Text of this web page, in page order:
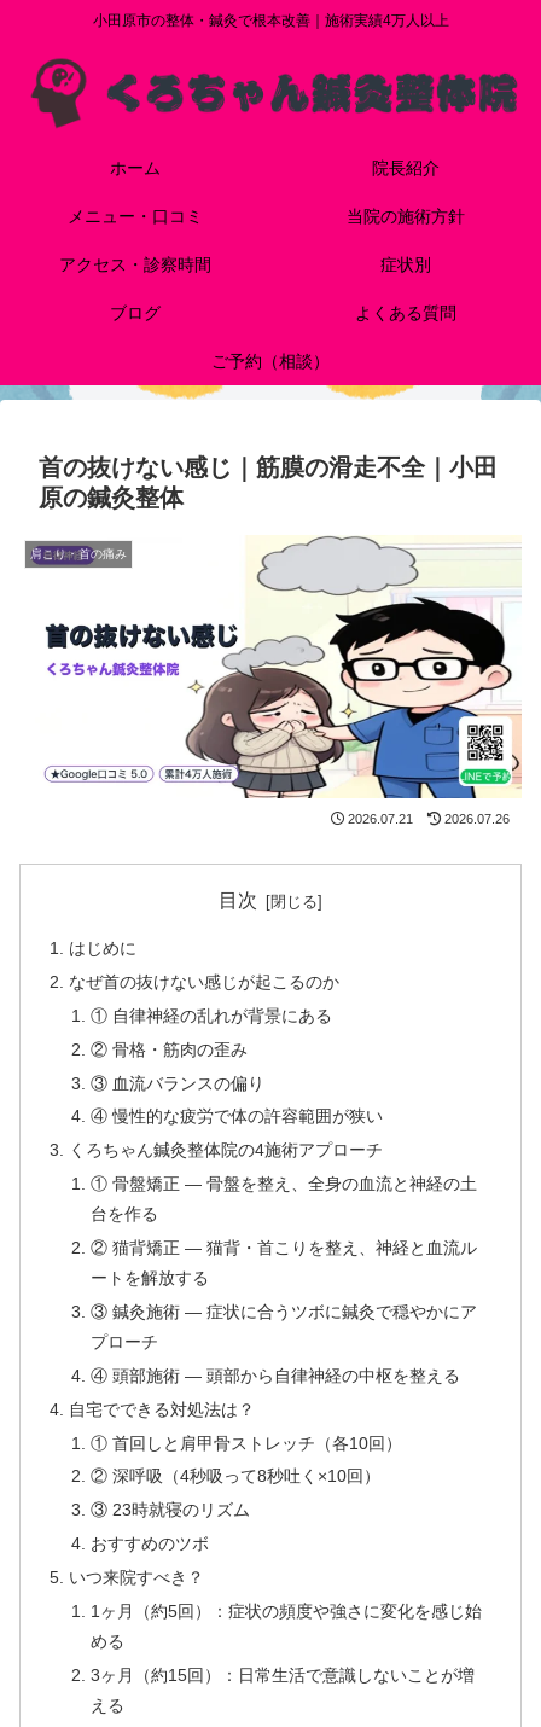
小田原市の整体・鍼灸で根本改善｜施術実績4万人以上
ホーム 院長紹介
メニュー・口コミ 当院の施術方針
アクセス・診察時間 症状別
ブログ よくある質問
ご予約（相談）
首の抜けない感じ｜筋膜の滑走不全｜小田
原の鍼灸整体
肩こり・首の痛み
2026.07.21 2026.07.26
目次
はじめに
なぜ首の抜けない感じが起こるのか
① 自律神経の乱れが背景にある
② 骨格・筋肉の歪み
③ 血流バランスの偏り
④ 慢性的な疲労で体の許容範囲が狭い
くろちゃん鍼灸整体院の4施術アプローチ
① 骨盤矯正 — 骨盤を整え、全身の血流と神経の土
台を作る
② 猫背矯正 — 猫背・首こりを整え、神経と血流ル
ートを解放する
③ 鍼灸施術 — 症状に合うツボに鍼灸で穏やかにア
プローチ
④ 頭部施術 — 頭部から自律神経の中枢を整える
自宅でできる対処法は？
① 首回しと肩甲骨ストレッチ（各10回）
② 深呼吸（4秒吸って8秒吐く×10回）
③ 23時就寝のリズム
おすすめのツボ
いつ来院すべき？
1ヶ月（約5回）：症状の頻度や強さに変化を感じ始
める
3ヶ月（約15回）：日常生活で意識しないことが増
える